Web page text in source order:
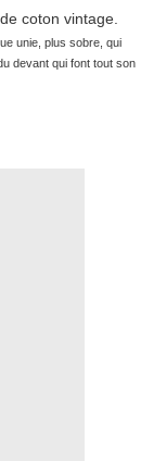
coton vintage.
unie, plus sobre, qui
devant qui font tout son